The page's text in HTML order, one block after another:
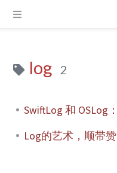
log 2
SwiftLog 和 OSLog
Log的艺术，顺带